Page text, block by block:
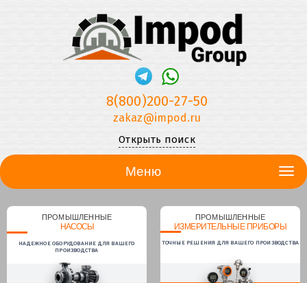
8(800)200-27-50
zakaz@impod.ru
Открыть поиск
Меню
ПРОМЫШЛЕННЫЕ
НАСОСЫ
НАДЕЖНОЕ ОБОРУДОВАНИЕ ДЛЯ ВАШЕГО
ПРОИЗВОДСТВА
ПРОМЫШЛЕННЫЕ
ИЗМЕРИТЕЛЬНЫЕ ПРИБОРЫ
ТОЧНЫЕ РЕШЕНИЯ ДЛЯ ВАШЕГО ПРОИЗВОДСТВА